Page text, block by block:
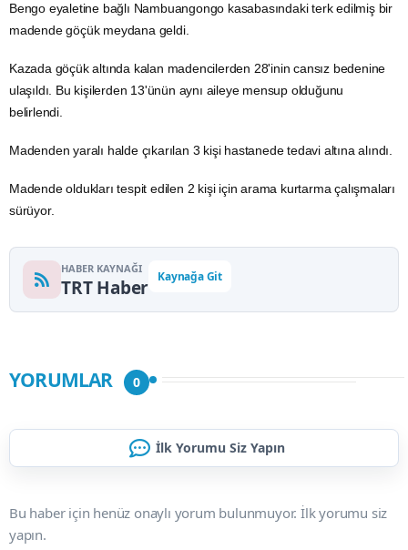
Bengo eyaletine bağlı Nambuangongo kasabasındaki terk edilmiş bir
madende göçük meydana geldi.
Kazada göçük altında kalan madencilerden 28'inin cansız bedenine
ulaşıldı. Bu kişilerden 13'ünün aynı aileye mensup olduğunu
belirlendi.
Madenden yaralı halde çıkarılan 3 kişi hastanede tedavi altına alındı.
Madende oldukları tespit edilen 2 kişi için arama kurtarma çalışmaları
sürüyor.
HABER KAYNAĞI
TRT Haber Kaynağa Git
YORUMLAR 0
İlk Yorumu Siz Yapın
Bu haber için henüz onaylı yorum bulunmuyor. İlk yorumu siz
yapın.